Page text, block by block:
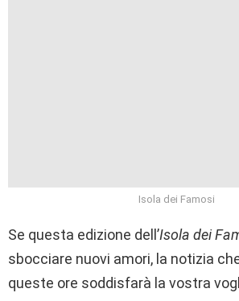
Isola dei Famosi
Se questa edizione dell’Isola dei
sbocciare nuovi amori, la notizia
queste ore soddisfarà la vostra